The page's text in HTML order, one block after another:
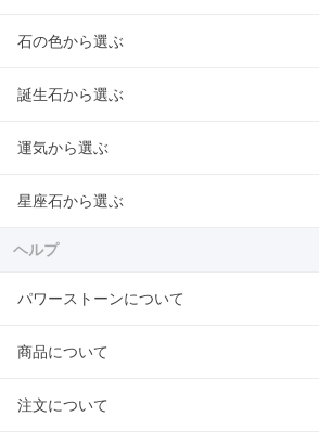
石の色から選ぶ
誕生石から選ぶ
運気から選ぶ
星座石から選ぶ
ヘルプ
パワーストーンについて
商品について
注文について